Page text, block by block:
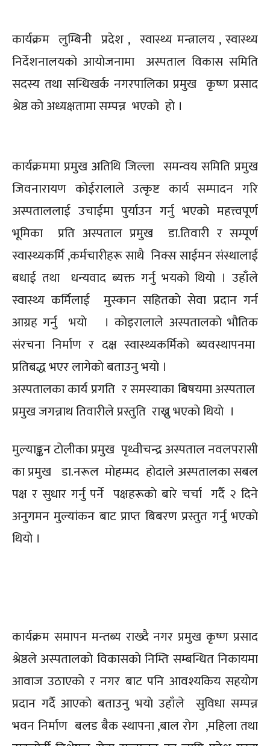
कार्यक्रम लुम्बिनी प्रदेश , स्वास्थ्य मन्त्रालय , स्वास्थ्य
निर्देशनालयकाे आयाेजनामा अस्पताल विकास समिति
सदस्य तथा सन्धिखर्क नगरपालिका प्रमुख कृष्ण प्रसाद
श्रेष्ठ काे अध्यक्षतामा सम्पन्न भएको हाे ।
कार्यक्रममा प्रमुख अतिथि जिल्ला समन्वय समिति प्रमुख
जिवनारायण काेईरालाले उत्कृष्ट कार्य सम्पादन गरि
अस्पताललाई उचाईमा पुर्याउन गर्नु भएकाे महत्त्वपूर्ण
भूमिका प्रति अस्पताल प्रमुख डा.तिवारी र सम्पूर्ण
स्वास्थ्यकर्मि ,कर्मचारीहरू साथै निक्स साईमन संस्थालाई
बधाई तथा धन्यवाद ब्यक्त गर्नु भयकाे थियाे । उहाँले
स्वास्थ्य कर्मिलाई मुस्कान सहितकाे सेवा प्रदान गर्न
आग्रह गर्नु भयाे । काेइरालाले अस्पतालकाे भाैतिक
संरचना निर्माण र दक्ष स्वास्थ्यकर्मिकाे ब्यवस्थापनमा
प्रतिबद्ध भएर लागेकाे बताउनु भयाे ।
अस्पतालका कार्य प्रगति र समस्याका बिषयमा अस्पताल
प्रमुख जगन्नाथ तिवारीले प्रस्तुति राख्नु भएकाे थियाे ।
मुल्याङ्कन टाेलीका प्रमुख पृथ्वीचन्द्र अस्पताल नवलपरासी
का प्रमुख डा.नरूल माेहम्मद हाेदाले अस्पतालका सबल
पक्ष र सुधार गर्नु पर्ने पक्षहरूकाे बारे चर्चा गर्दै २ दिने
अनुगमन मुल्यांकन बाट प्राप्त बिबरण प्रस्तुत गर्नु भएकाे
थियाे ।
कार्यक्रम समापन मन्तब्य राख्दै नगर प्रमुख कृष्ण प्रसाद
श्रेष्ठले अस्पतालकाे विकासकाे निम्ति सम्बन्धित निकायमा
आवाज उठाएकाे र नगर बाट पनि आवश्यकिय सहयाेग
प्रदान गर्दै आएकाे बताउनु भयाे उहाँले सुविधा सम्पन्न
भवन निर्माण बलड बैक स्थापना ,बाल राेग ,महिला तथा